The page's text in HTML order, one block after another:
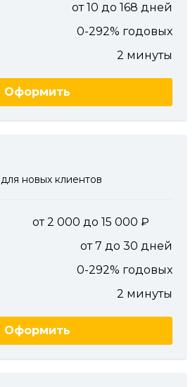
от 10 до 168 дней
0-292% годовых
2 минуты
Оформить
новых клиентов
от 2 000 до 15 000
от 7 до 30 дней
0-292% годовых
2 минуты
Оформить